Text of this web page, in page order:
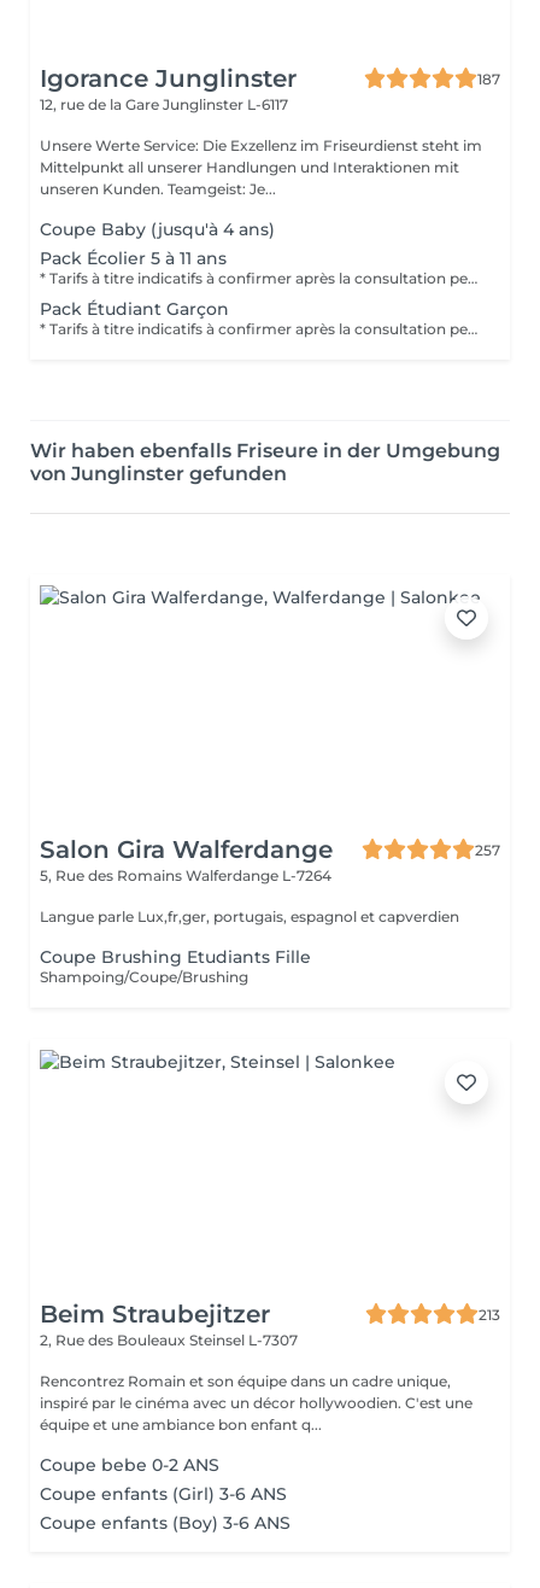
Igorance Junglinster
187
12, rue de la Gare Junglinster L-6117
Unsere Werte Service: Die Exzellenz im Friseurdienst steht im
Mittelpunkt all unserer Handlungen und Interaktionen mit
unseren Kunden. Teamgeist: Je...
Coupe Baby (jusqu'à 4 ans)
Pack Écolier 5 à 11 ans
* Tarifs à titre indicatifs à confirmer après la consultation personnalisée établit auprès de votre coiffeur/stylist/spécialiste * La direction se réserve le droit dapporter des modifications pour le bon fonctionnement du salon
Pack Étudiant Garçon
* Tarifs à titre indicatifs à confirmer après la consultation personnalisée établit auprès de votre coiffeur/stylist/spécialiste * La direction se réserve le droit dapporter des modifications pour le bon fonctionnement du salon
Wir haben ebenfalls Friseure in der Umgebung
von Junglinster gefunden
Salon Gira Walferdange
257
5, Rue des Romains Walferdange L-7264
Langue parle Lux,fr,ger, portugais, espagnol et capverdien
Coupe Brushing Etudiants Fille
Shampoing/Coupe/Brushing
Beim Straubejitzer
213
2, Rue des Bouleaux Steinsel L-7307
Rencontrez Romain et son équipe dans un cadre unique,
inspiré par le cinéma avec un décor hollywoodien. C'est une
équipe et une ambiance bon enfant q...
Coupe bebe 0-2 ANS
Coupe enfants (Girl) 3-6 ANS
Coupe enfants (Boy) 3-6 ANS